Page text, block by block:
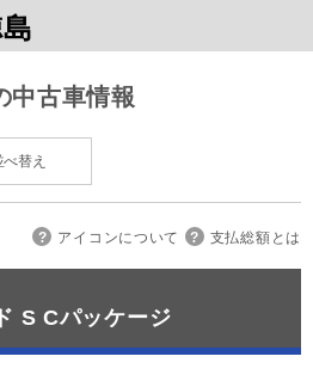
中古車情報
べ替え
アイコンについて 支払総額とは
S Cパッケージ